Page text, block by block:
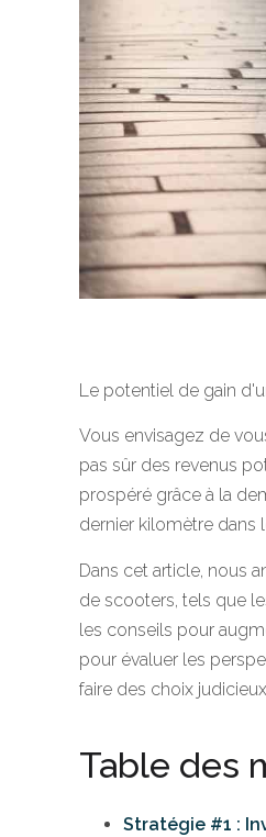
Le potentiel de gain
Vous envisagez de
pas sûr des revenus
prospéré grâce à la
dernier kilomètre dans
Dans cet article, nous
de scooters, tels que
les conseils pour
pour évaluer les
faire des choix
Table des
Stratégie #1 :